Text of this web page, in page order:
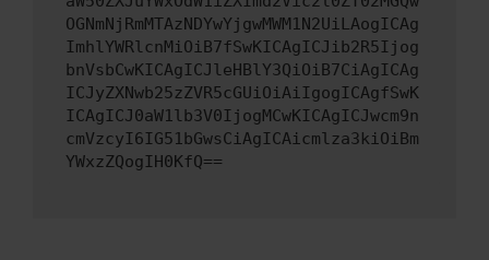
OGNmNjRmMTAzNDYwYjgwMWM1N2UiLAogICAg
ImhlYWRlcnMiOiB7fSwKICAgICJib2R5Ijog
bnVsbCwKICAgICJleHBlY3QiOiB7CiAgICAg
ICJyZXNwb25zZVR5cGUiOiAiIgogICAgfSwK
ICAgICJ0aW1lb3V0IjogMCwKICAgICJwcm9n
cmVzcyI6IG51bGwsCiAgICAicmlza3kiOiBm
YWxzZQogIH0KfQ==